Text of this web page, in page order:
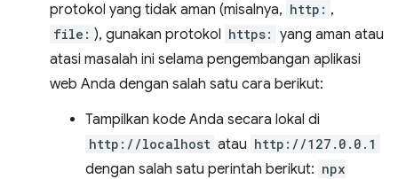
protokol yang tidak aman (misalnya, http: ,
file: ), gunakan protokol https: yang aman atau
atasi masalah ini selama pengembangan aplikasi
web Anda dengan salah satu cara berikut:
Tampilkan kode Anda secara lokal di
http://localhost atau http://127.0.0.1
dengan salah satu perintah berikut: npx